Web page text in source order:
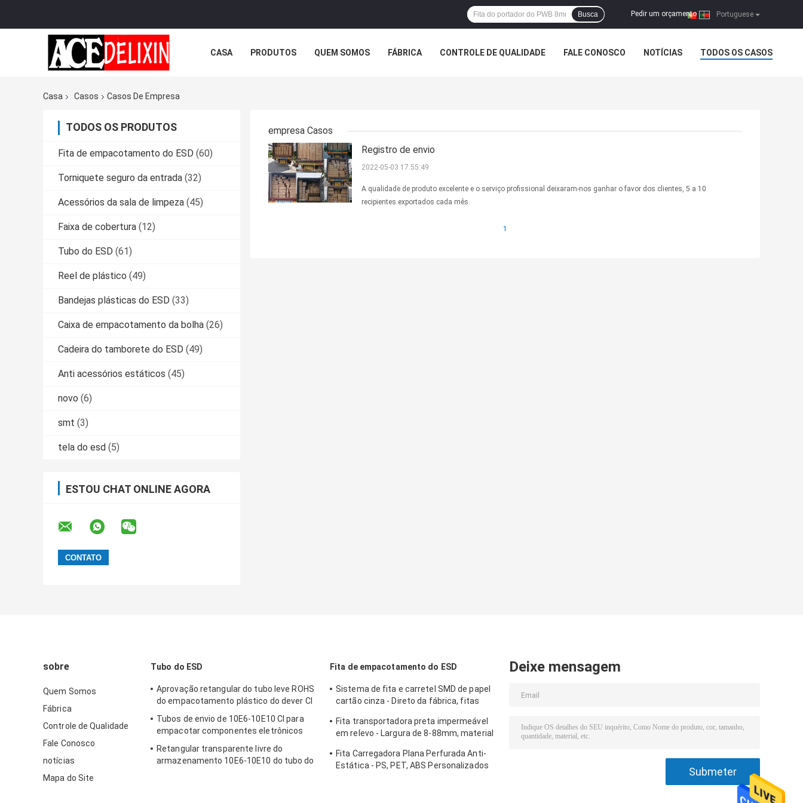
Portuguese
Pedir um orçamento |
Busca
CASA PRODUTOS QUEM SOMOS FÁBRICA CONTROLE DE QUALIDADE FALE CONOSCO NOTÍCIAS TODOS OS CASOS
Casa Casos Casos De Empresa
TODOS OS PRODUTOS
Fita de empacotamento do ESD (60)
Torniquete seguro da entrada (32)
Acessórios da sala de limpeza (45)
Faixa de cobertura (12)
Tubo do ESD (61)
Reel de plástico (49)
Bandejas plásticas do ESD (33)
Caixa de empacotamento da bolha (26)
Cadeira do tamborete do ESD (49)
Anti acessórios estáticos (45)
novo (6)
smt (3)
tela do esd (5)
ESTOU CHAT ONLINE AGORA
empresa Casos
Registro de envio
2022-05-03 17:55:49
A qualidade de produto excelente e o serviço profissional deixaram-nos ganhar o favor dos clientes, 5 a 10
recipientes exportados cada mês.
1
sobre
Quem Somos
Fábrica
Controle de Qualidade
Fale Conosco
notícias
Mapa do Site
Tubo do ESD
Aprovação retangular do tubo leve ROHS
do empacotamento plástico do dever CI
Tubos de envio de 10E6-10E10 CI para
empacotar componentes eletrônicos
Retangular transparente livre do
armazenamento 10E6-10E10 do tubo do
Fita de empacotamento do ESD
Sistema de fita e carretel SMD de papel
cartão cinza - Direto da fábrica, fitas
profundos de até 25mm
Fita transportadora preta impermeável
em relevo - Largura de 8-88mm, material
antiestáticos
Fita Carregadora Plana Perfurada Anti-
Estática - PS, PET, ABS Personalizados
Deixe mensagem